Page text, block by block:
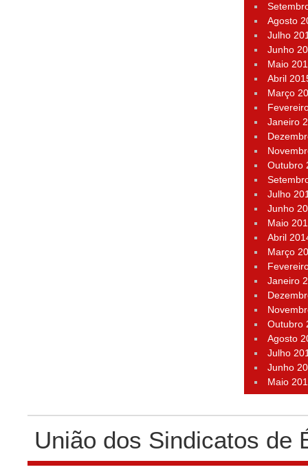
Agosto
Julho
Junho
Maio
Abril
Março
Janeiro
Outubro
Julho
Junho
Maio
Abril
Março
Janeiro
Outubro
Agosto
Julho
Junho
Maio
União dos Sindicatos de